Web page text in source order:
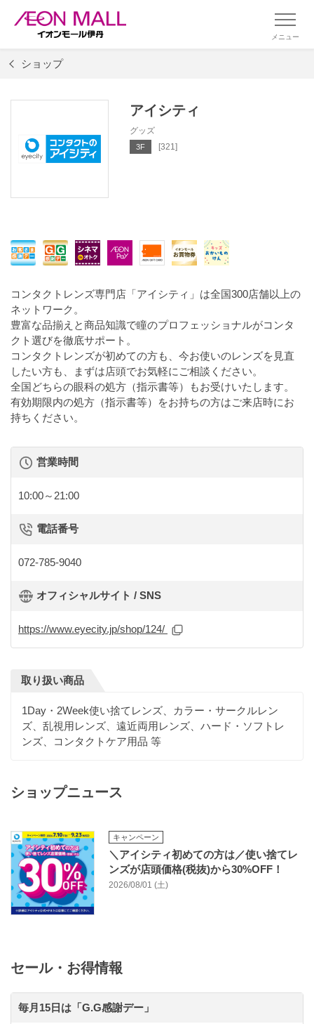
メニュー
ショップ
アイシティ
グッズ
3F [321]
コンタクトレンズ専門店「アイシティ」は全国300店舗以上の
ネットワーク。
豊富な品揃えと商品知識で瞳のプロフェッショナルがコンタ
クト選びを徹底サポート。
コンタクトレンズが初めての方も、今お使いのレンズを見直
したい方も、まずは店頭でお気軽にご相談ください。
全国どちらの眼科の処方（指示書等）もお受けいたします。
有効期限内の処方（指示書等）をお持ちの方はご来店時にお
持ちください。
営業時間
10:00～21:00
電話番号
072-785-9040
オフィシャルサイト / SNS
https://www.eyecity.jp/shop/124/
取り扱い商品
1Day・2Week使い捨てレンズ、カラー・サークルレン
ズ、乱視用レンズ、遠近両用レンズ、ハード・ソフトレ
ンズ、コンタクトケア用品 等
ショップニュース
キャンペーン
＼アイシティ初めての方は／使い捨てレ
ンズが店頭価格(税抜)から30%OFF！
2026/08/01 (土)
セール・お得情報
毎月15日は「G.G感謝デー」